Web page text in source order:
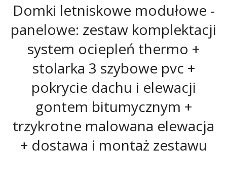
Domki letniskowe modułowe -
panelowe: zestaw komplektacji
system ociepleń thermo +
stolarka 3 szybowe pvc +
pokrycie dachu i elewacji
gontem bitumycznym +
trzykrotne malowana elewacja
+ dostawa i montaż zestawu